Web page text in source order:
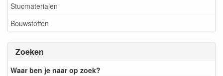
Stucmaterialen
Bouwstoffen
Zoeken
Waar ben je naar op zoek?